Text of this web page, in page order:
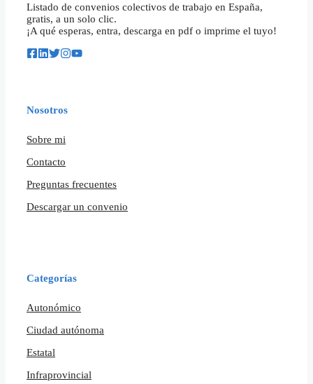
Listado de convenios colectivos de trabajo en España,
gratis, a un solo clic.
¡A qué esperas, entra, descarga en pdf o imprime el tuyo!
Nosotros
Sobre mi
Contacto
Preguntas frecuentes
Descargar un convenio
Categorías
Autonómico
Ciudad autónoma
Estatal
Infraprovincial